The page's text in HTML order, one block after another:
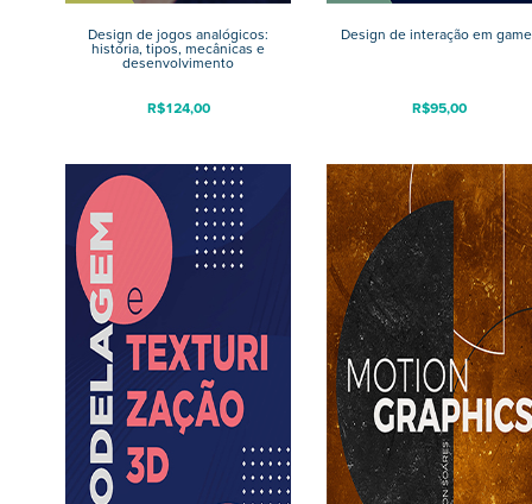
Design de jogos analógicos:
história, tipos, mecânicas e
desenvolvimento
R$124,00
Design de interação em
R$95,00